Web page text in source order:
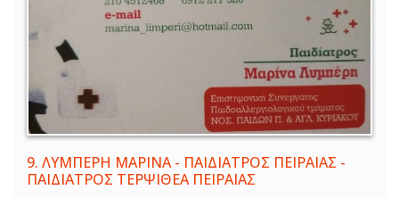
9. ΛΥΜΠΕΡΗ ΜΑΡΙΝΑ - ΠΑΙΔΙΑΤΡΟΣ ΠΕΙΡΑΙΑΣ -
ΠΑΙΔΙΑΤΡΟΣ ΤΕΡΨΙΘΕΑ ΠΕΙΡΑΙΑΣ